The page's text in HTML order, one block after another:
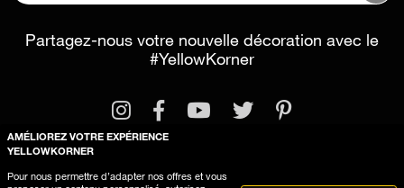
Partagez-nous votre nouvelle décoration avec le
#YellowKorner
AMÉLIOREZ VOTRE EXPÉRIENCE
YELLOWKORNER
Pour nous permettre d’adapter nos offres et vous